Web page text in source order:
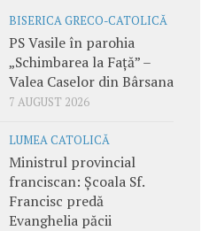
BISERICA GRECO-CATOLICĂ
PS Vasile în parohia
„Schimbarea la Față” –
Valea Caselor din Bârsana
7 AUGUST 2026
LUMEA CATOLICĂ
Ministrul provincial
franciscan: Școala Sf.
Francisc predă
Evanghelia păcii